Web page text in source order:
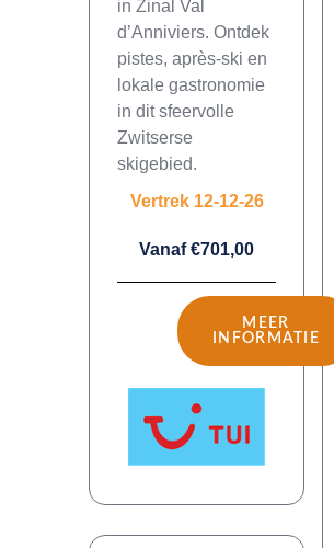
in Zinal Val
d’Anniviers. Ontdek
pistes, après-ski en
lokale gastronomie
in dit sfeervolle
Zwitserse
skigebied.
Vertrek 12-12-26
Vanaf €701,00
MEER
INFORMATIE